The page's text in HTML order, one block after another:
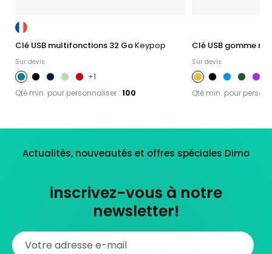
Clé USB multifonctions 32 GoKeypop
Sur devis
+1
Qté min. pour personnaliser : 100
Clé USB gomme
Sur devis
Qté min. pour
Actualités, nouveautés et offres spéciales Dimo
inscrivez-vous à notre
newsletter!